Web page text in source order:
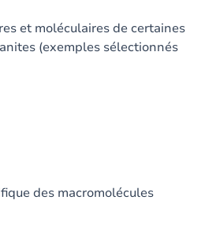
et moléculaires de certaines
(exemples sélectionnés
des macromolécules